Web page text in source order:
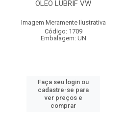
OLEO LUBRIF VW
Imagem Meramente Ilustrativa
Código: 1709
Embalagem: UN
Faça seu login ou
cadastre-se para
ver preços e
comprar